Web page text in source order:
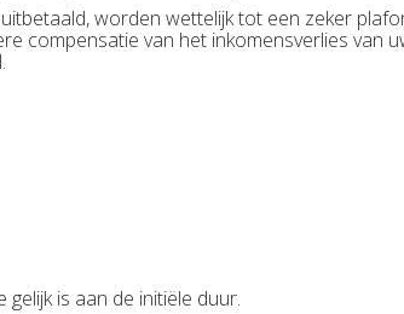
worden wettelijk tot een zeker
compensatie van het inkomensverlies van
is aan de initiële duur.